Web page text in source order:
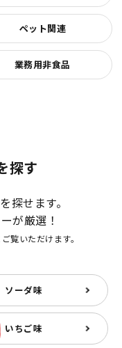
ペット関連
業務用非食品
探す
探せます。
が厳選！
覧いただけます。
ソーダ味
いちご味